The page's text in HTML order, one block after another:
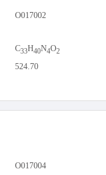
O017002
C33H40N4O2
524.70
O017004